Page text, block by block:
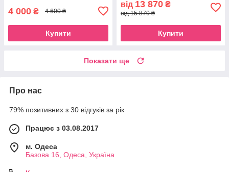
4 000 ₴ 4 600 ₴
Купити
від 13 870 ₴
від 15 870 ₴
Купити
Показати ще
Про нас
79% позитивних з 30 відгуків за рік
Працює з 03.08.2017
м. Одеса
Базова 16, Одеса, Україна